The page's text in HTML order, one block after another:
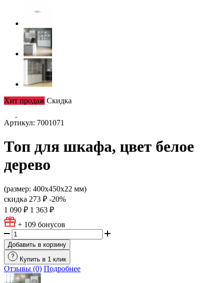
Хит продаж Скидка
Артикул: 7001071
Топ для шкафа, цвет белое
дерево
(размер: 400х450х22 мм)
скидка 273 ₽ -20%
1 090 ₽ 1 363 ₽
+ 109 бонусов
Добавить в корзину
Купить в 1 клик
Отзывы (0) Подробнее